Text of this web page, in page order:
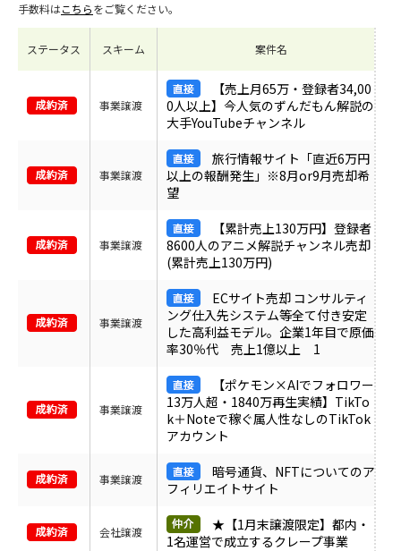
手数料はこちらをご覧ください。
ステータス スキーム 案件名
事業譲渡
【売上月65万・登録者34,00
0人以上】今人気のずんだもん解説の
大手YouTubeチャンネル
事業譲渡
旅行情報サイト「直近6万円
以上の報酬発生」※8月or9月売却希
望
事業譲渡
【累計売上130万円】登録者
8600人のアニメ解説チャンネル売却
(累計売上130万円)
事業譲渡
ECサイト売却 コンサルティ
ング仕入先システム等全て付き安定
した高利益モデル。企業1年目で原価
率30％代 売上1億以上 1
事業譲渡
【ポケモン×AIでフォロワー
13万人超・1840万再生実績】TikTo
k＋Noteで稼ぐ属人性なしのTikTok
アカウント
事業譲渡
暗号通貨、NFTについてのア
フィリエイトサイト
会社譲渡
★【1月末譲渡限定】都内・
1名運営で成立するクレープ事業